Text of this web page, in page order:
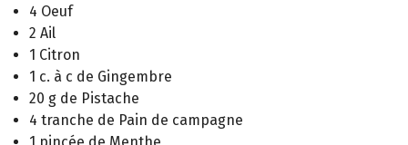
4 Oeuf
2 Ail
1 Citron
1 c. à c de Gingembre
20 g de Pistache
4 tranche de Pain de campagne